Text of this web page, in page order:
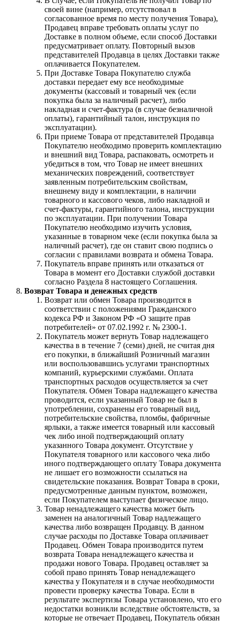
своей вине (например, отсутствовал в
согласованное время по месту получения Товара),
Продавец вправе требовать оплаты услуг по
Доставке в полном объеме, если способ Доставки
предусматривает оплату. Повторный вызов
представителей Продавца в целях Доставки также
оплачивается Покупателем.
При Доставке Товара Покупателю служба
доставки передает ему все необходимые
документы (кассовый и товарный чек (если
покупка была за наличный расчет), либо
накладная и счет-фактура (в случае безналичной
оплаты), гарантийный талон, инструкция по
эксплуатации).
При приеме Товара от представителей Продавца
Покупателю необходимо проверить комплектацию
и внешний вид Товара, распаковать, осмотреть и
убедиться в том, что Товар не имеет внешних
механических повреждений, соответствует
заявленным потребительским свойствам,
внешнему виду и комплектации, в наличии
товарного и кассового чеков, либо накладной и
счет-фактуры, гарантийного талона, инструкции
по эксплуатации. При получении Товара
Покупателю необходимо изучить условия,
указанные в товарном чеке (если покупка была за
наличный расчет), где он ставит свою подпись о
согласии с правилами возврата и обмена Товара.
Покупатель вправе принять или отказаться от
Товара в момент его Доставки службой доставки
согласно Раздела 8 настоящего Соглашения.
Возврат Товара и денежных средств
Возврат или обмен Товара производится в
соответствии с положениями Гражданского
кодекса РФ и Законом РФ «О защите прав
потребителей» от 07.02.1992 г. № 2300-1.
Покупатель может вернуть Товар надлежащего
качества в в течение 7 (семи) дней, не считая дня
его покупки, в ближайший Розничный магазин
или воспользовавшись услугами транспортных
компаний, курьерскими службами. Оплата
транспортных расходов осуществляется за счет
Покупателя. Обмен Товара надлежащего качества
проводится, если указанный Товар не был в
употреблении, сохранены его товарный вид,
потребительские свойства, пломбы, фабричные
ярлыки, а также имеется товарный или кассовый
чек либо иной подтверждающий оплату
указанного Товара документ. Отсутствие у
Покупателя товарного или кассового чека либо
иного подтверждающего оплату Товара документа
не лишает его возможности ссылаться на
свидетельские показания. Возврат Товара в сроки,
предусмотренные данным пунктом, возможен,
если Покупателем выступает физическое лицо.
Товар ненадлежащего качества может быть
заменен на аналогичный Товар надлежащего
качества либо возвращен Продавцу. В данном
случае расходы по Доставке Товара оплачивает
Продавец. Обмен Товара производится путем
возврата Товара ненадлежащего качества и
продажи нового Товара. Продавец оставляет за
собой право принять Товар ненадлежащего
качества у Покупателя и в случае необходимости
провести проверку качества Товара. Если в
результате экспертизы Товара установлено, что его
недостатки возникли вследствие обстоятельств, за
которые не отвечает Продавец, Покупатель обязан